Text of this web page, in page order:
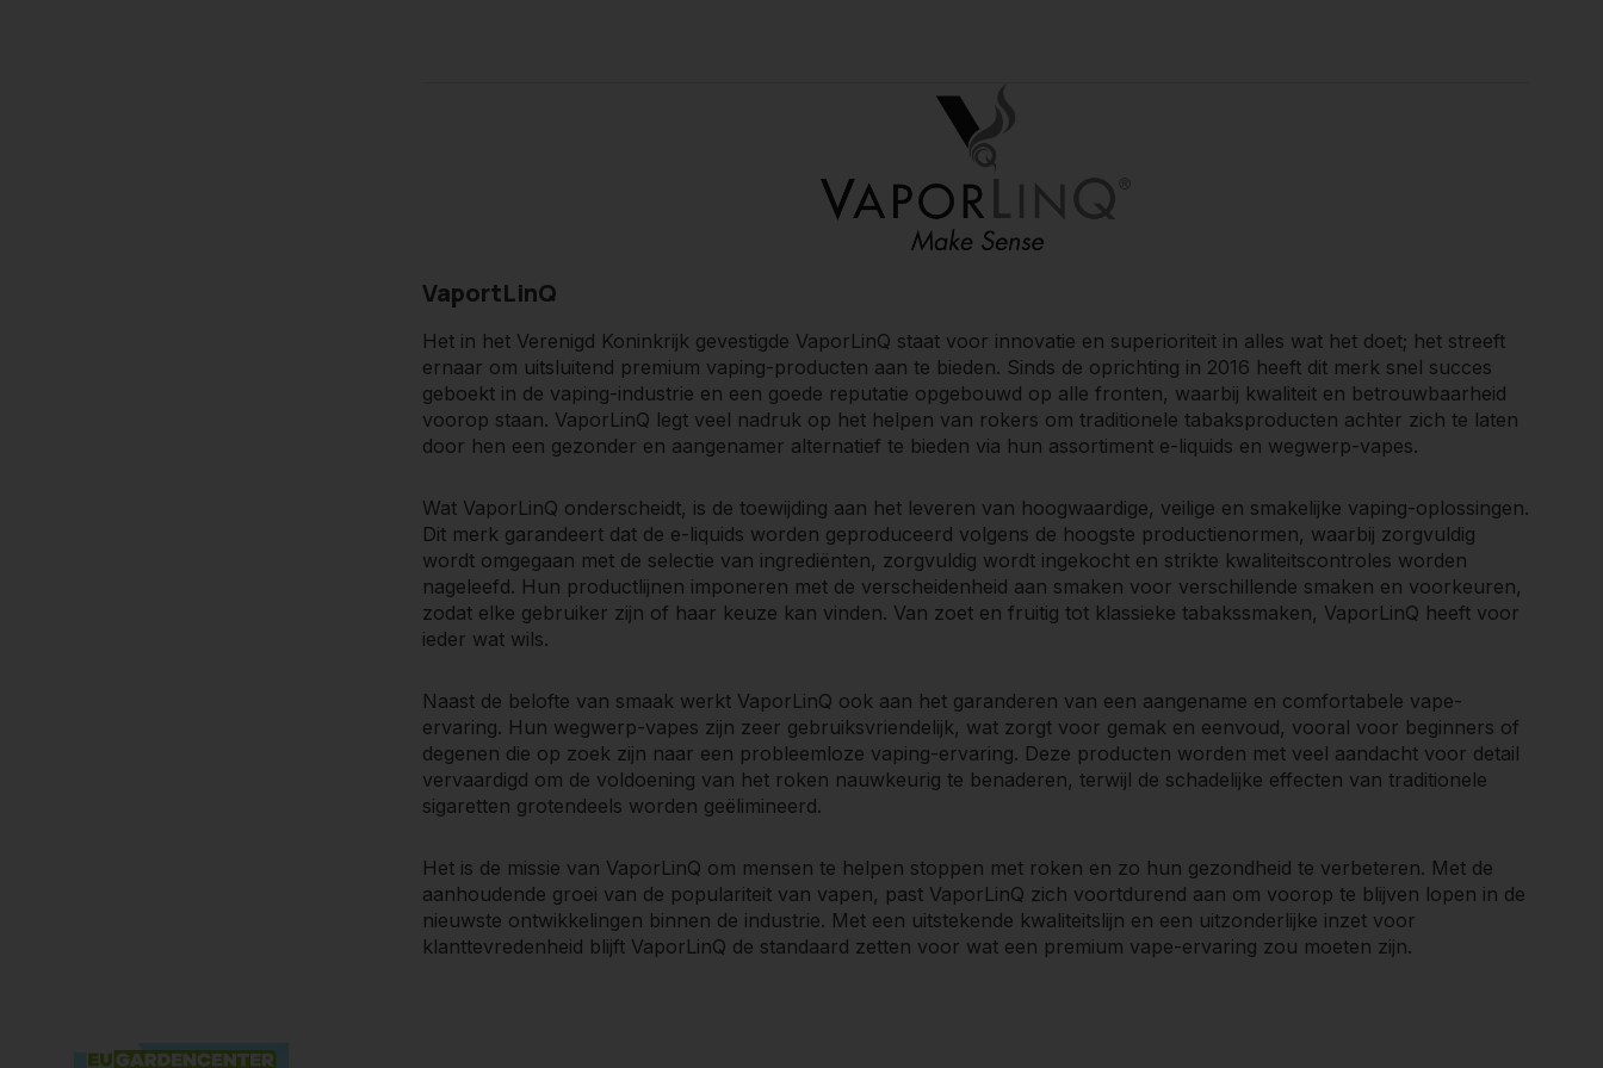
nieuwste ontwikkelingen binnen de industrie. Met een uitstekende kwaliteitslijn en een uitzonderlijke inzet voor
klanttevredenheid blijft VaporLinQ de standaard zetten voor wat een premium vape-ervaring zou moeten zijn.
VaportLinQ
Het in het Verenigd Koninkrijk gevestigde VaporLinQ staat voor innovatie en superioriteit in alles wat het doet; het streeft
ernaar om uitsluitend premium vaping-producten aan te bieden. Sinds de oprichting in 2016 heeft dit merk snel succes
geboekt in de vaping-industrie en een goede reputatie opgebouwd op alle fronten, waarbij kwaliteit en betrouwbaarheid
voorop staan. VaporLinQ legt veel nadruk op het helpen van rokers om traditionele tabaksproducten achter zich te laten
door hen een gezonder en aangenamer alternatief te bieden via hun assortiment e-liquids en wegwerp-vapes.
Wat VaporLinQ onderscheidt, is de toewijding aan het leveren van hoogwaardige, veilige en smakelijke vaping-oplossingen.
Dit merk garandeert dat de e-liquids worden geproduceerd volgens de hoogste productienormen, waarbij zorgvuldig
wordt omgegaan met de selectie van ingrediënten, zorgvuldig wordt ingekocht en strikte kwaliteitscontroles worden
nageleefd. Hun productlijnen imponeren met de verscheidenheid aan smaken voor verschillende smaken en voorkeuren,
zodat elke gebruiker zijn of haar keuze kan vinden. Van zoet en fruitig tot klassieke tabakssmaken, VaporLinQ heeft voor
ieder wat wils.
Naast de belofte van smaak werkt VaporLinQ ook aan het garanderen van een aangename en comfortabele vape-
ervaring. Hun wegwerp-vapes zijn zeer gebruiksvriendelijk, wat zorgt voor gemak en eenvoud, vooral voor beginners of
degenen die op zoek zijn naar een probleemloze vaping-ervaring. Deze producten worden met veel aandacht voor detail
vervaardigd om de voldoening van het roken nauwkeurig te benaderen, terwijl de schadelijke effecten van traditionele
sigaretten grotendeels worden geëlimineerd.
Het is de missie van VaporLinQ om mensen te helpen stoppen met roken en zo hun gezondheid te verbeteren. Met de
aanhoudende groei van de populariteit van vapen, past VaporLinQ zich voortdurend aan om voorop te blijven lopen in de
nieuwste ontwikkelingen binnen de industrie. Met een uitstekende kwaliteitslijn en een uitzonderlijke inzet voor
klanttevredenheid blijft VaporLinQ de standaard zetten voor wat een premium vape-ervaring zou moeten zijn.